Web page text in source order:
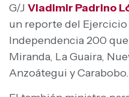
G/J Vladimir Padrino
un reporte del Ejercicio
Independencia 200
Miranda, La Guaira,
Anzoátegui y Carabobo.